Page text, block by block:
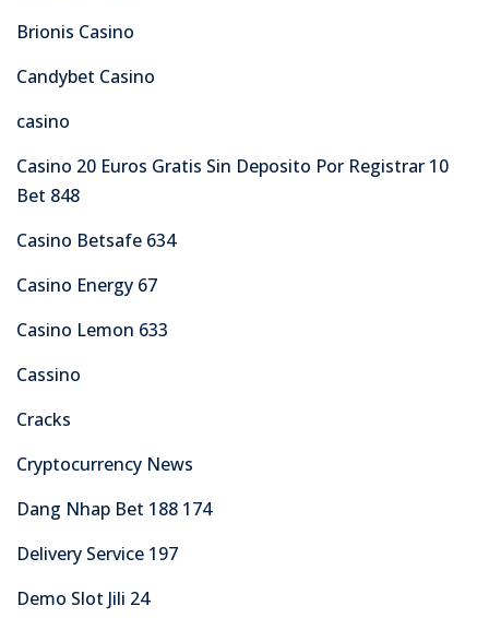
Brionis Casino
Candybet Casino
casino
Casino 20 Euros Gratis Sin Deposito Por Registrar 10
Bet 848
Casino Betsafe 634
Casino Energy 67
Casino Lemon 633
Cassino
Cracks
Cryptocurrency News
Dang Nhap Bet 188 174
Delivery Service 197
Demo Slot Jili 24